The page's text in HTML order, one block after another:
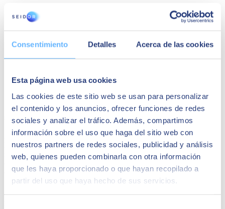
Consentimiento Detalles Acerca de las cookies
Esta página web usa cookies
Las cookies de este sitio web se usan para personalizar
el contenido y los anuncios, ofrecer funciones de redes
sociales y analizar el tráfico. Además, compartimos
información sobre el uso que haga del sitio web con
nuestros partners de redes sociales, publicidad y análisis
web, quienes pueden combinarla con otra información
que les haya proporcionado o que hayan recopilado a
partir del uso que haya hecho de sus servicios.
Gestión avanzada de inventarios y cadena de
suministro
Adicionalmente, con SAP Business One dispones de una
herramienta de gestión avanzada para los inventarios y la cadena de
suministro, permitiendo una planificación precisa y una logística
eficiente. Como consecuencia, tu empresa va a poder
demandas de los clientesy reforzar su reputación en el mercado.